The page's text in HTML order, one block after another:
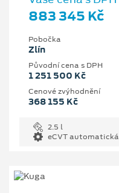
883 345 Kč
Pobočka
Zlín
Původní cena s DPH
1 251 500 Kč
Cenové zvýhodnění
368 155 Kč
2.5 l
eCVT automatická